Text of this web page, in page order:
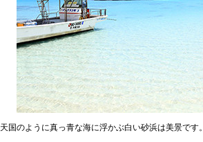
天国のように真っ青な海に浮かぶ白い砂浜は美景です。